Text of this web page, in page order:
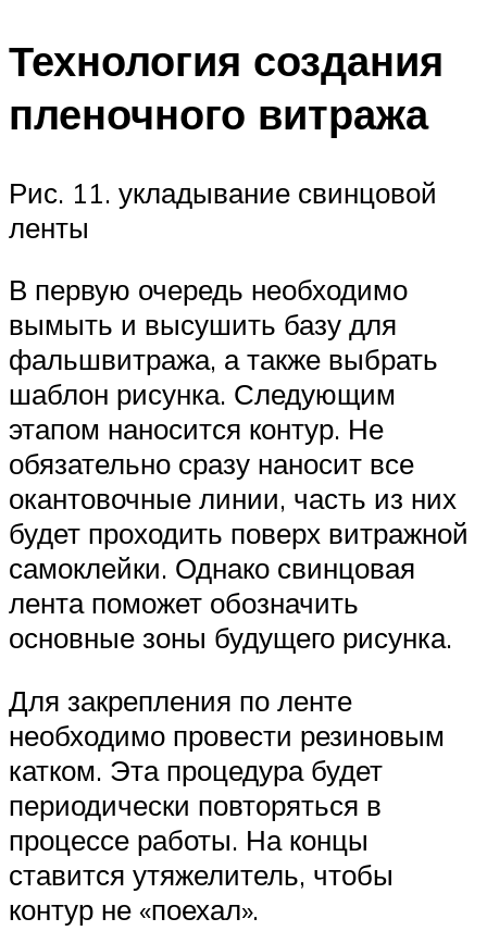
Технология создания
пленочного витража
Рис. 11. укладывание свинцовой
ленты
В первую очередь необходимо
вымыть и высушить базу для
фальшвитража, а также выбрать
шаблон рисунка. Следующим
этапом наносится контур. Не
обязательно сразу наносит все
окантовочные линии, часть из них
будет проходить поверх витражной
самоклейки. Однако свинцовая
лента поможет обозначить
основные зоны будущего рисунка.
Для закрепления по ленте
необходимо провести резиновым
катком. Эта процедура будет
периодически повторяться в
процессе работы. На концы
ставится утяжелитель, чтобы
контур не «поехал».